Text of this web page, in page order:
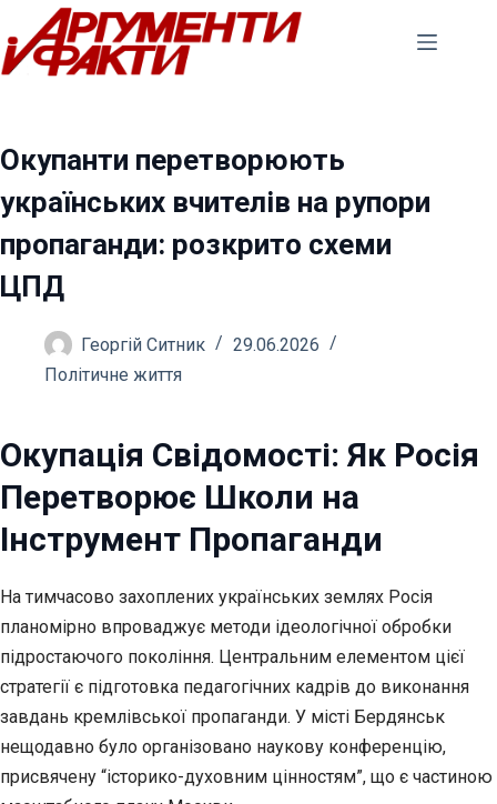
Перейти
до
вмісту
Окупанти перетворюють
українських вчителів на рупори
пропаганди: розкрито схеми
ЦПД
Георгій Ситник
29.06.2026
Політичне життя
Окупація Свідомості: Як Росія
Перетворює Школи на
Інструмент Пропаганди
На тимчасово захоплених українських землях Росія
планомірно впроваджує методи ідеологічної обробки
підростаючого покоління. Центральним елементом цієї
стратегії є підготовка педагогічних кадрів до виконання
завдань кремлівської пропаганди. У місті Бердянськ
нещодавно було організовано наукову конференцію,
присвячену “історико-духовним цінностям”, що є частиною